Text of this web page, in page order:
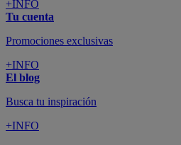
+INFO
Tu cuenta
Promociones exclusivas
+INFO
El blog
Busca tu inspiración
+INFO